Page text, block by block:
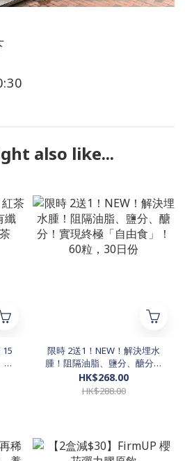
also like...
15
好
限時 2送1！NEW！解決埋水
腫！阻隔油脂、鹽分、醣分！
實現終極「自由食」！60粒，
30日份
HK$268.00
HK$288.00